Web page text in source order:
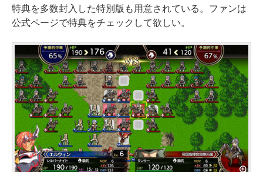
特典を多数封入した特別版も用意されている。ファンは
公式ページで特典をチェックして欲しい。